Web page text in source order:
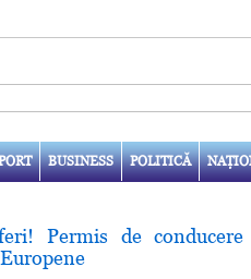
BUSINESS POLITICĂ
Permis de conducere